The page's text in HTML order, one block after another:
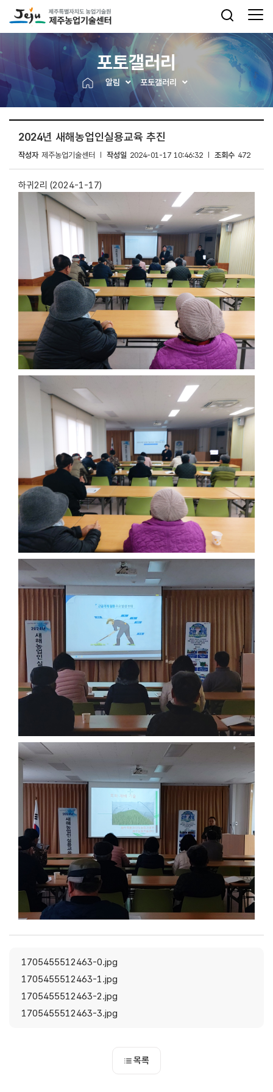
포토갤러리
알림 포토갤러리
2024년 새해농업인실용교육 추진
작성자 제주농업기술센터 작성일 2024-01-17 10:46:32 조회수 472
하귀2리 (2024-1-17)
1705455512463-0.jpg
1705455512463-1.jpg
1705455512463-2.jpg
1705455512463-3.jpg
목록